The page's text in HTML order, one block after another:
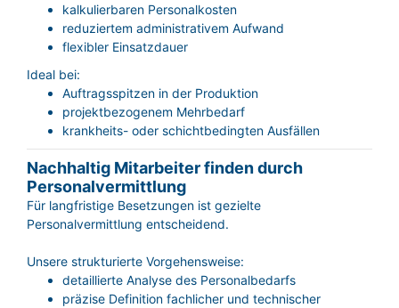
kalkulierbaren Personalkosten
reduziertem administrativem Aufwand
flexibler Einsatzdauer
Ideal bei:
Auftragsspitzen in der Produktion
projektbezogenem Mehrbedarf
krankheits- oder schichtbedingten Ausfällen
Nachhaltig Mitarbeiter finden durch
Personalvermittlung
Für langfristige Besetzungen ist gezielte
Personalvermittlung entscheidend.
Unsere strukturierte Vorgehensweise:
detaillierte Analyse des Personalbedarfs
präzise Definition fachlicher und technischer